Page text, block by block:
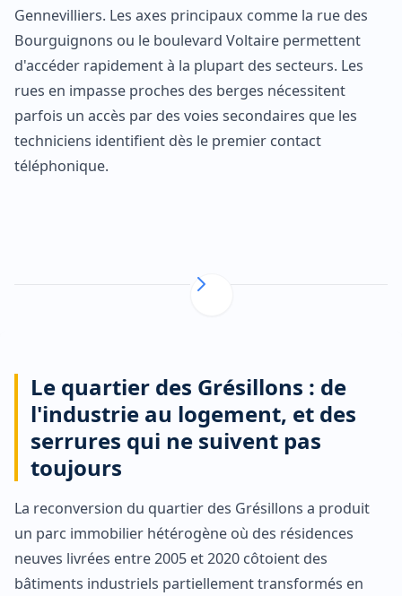
Gennevilliers. Les axes principaux comme la rue des
Bourguignons ou le boulevard Voltaire permettent
d'accéder rapidement à la plupart des secteurs. Les
rues en impasse proches des berges nécessitent
parfois un accès par des voies secondaires que les
techniciens identifient dès le premier contact
téléphonique.
Le quartier des Grésillons : de
l'industrie au logement, et des
serrures qui ne suivent pas
toujours
La reconversion du quartier des Grésillons a produit
un parc immobilier hétérogène où des résidences
neuves livrées entre 2005 et 2020 côtoient des
bâtiments industriels partiellement transformés en